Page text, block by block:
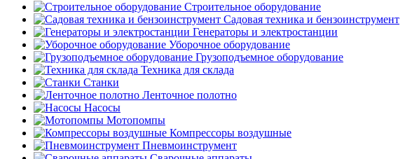
Строительное оборудование
Садовая техника и бензоинструмент
Генераторы и электростанции
Уборочное оборудование
Грузоподъемное оборудование
Техника для склада
Станки
Ленточное полотно
Насосы
Мотопомпы
Компрессоры воздушные
Пневмоинструмент